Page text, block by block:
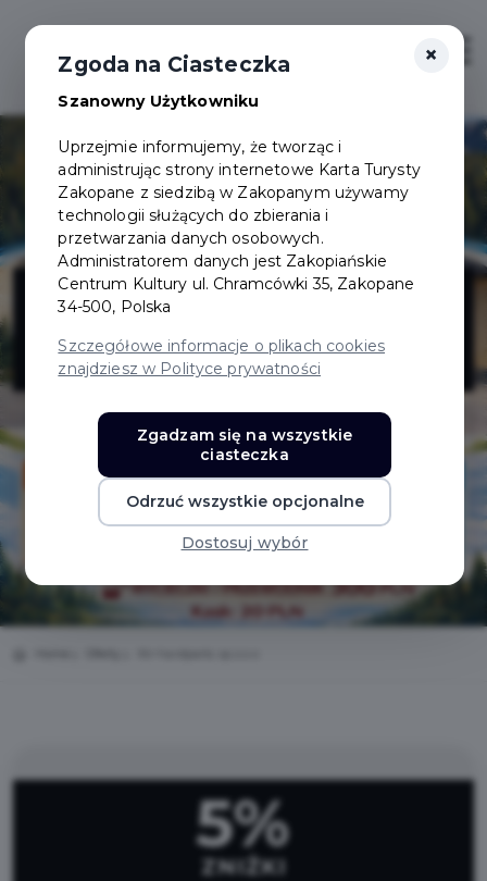
Login/Rejestracja
Xtr-hardparts
sp.z.o.o
5%
ZNIŻKI
×
Zgoda na Ciasteczka
Szanowny Użytkowniku
Uprzejmie informujemy, że tworząc i
administrując strony internetowe Karta Turysty
Zakopane z siedzibą w Zakopanym używamy
technologii służących do zbierania i
przetwarzania danych osobowych.
Administratorem danych jest Zakopiańskie
Centrum Kultury ul. Chramcówki 35, Zakopane
34-500, Polska
Szczegółowe informacje o plikach cookies
znajdziesz w Polityce prywatności
Zgadzam się na wszystkie
ciasteczka
Odrzuć wszystkie opcjonalne
Dostosuj wybór